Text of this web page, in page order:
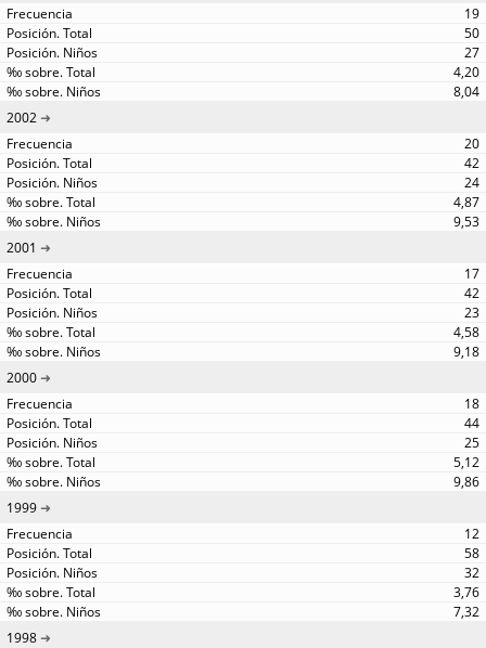
19
50
27
4,20
8,04
2002
20
42
24
4,87
9,53
2001
17
42
23
4,58
9,18
2000
18
44
25
5,12
9,86
1999
12
58
32
3,76
7,32
1998